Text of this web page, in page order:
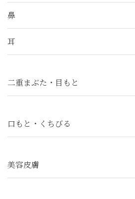
鼻
耳
二重まぶた・目もと
口もと・くちびる
美容皮膚